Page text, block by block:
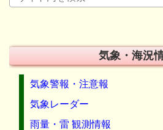
気象・海況
気象警報・注意報
気象レーダー
雨量・雷 観測情報